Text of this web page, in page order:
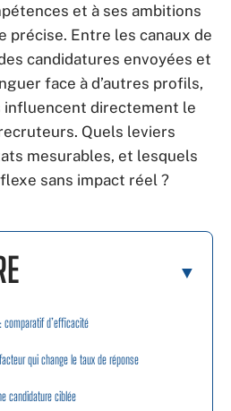
et à ses ambitions
précise. Entre les canaux de
candidatures envoyées et
face à d’autres profils,
influencent directement le
Quels leviers
mesurables, et lesquels
sans impact réel ?
comparatif d’efficacité
qui change le taux de réponse
candidature ciblée